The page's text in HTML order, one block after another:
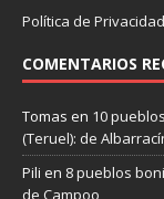
Política de Privacidad
COMENTARIOS
Tomas en 10
(Teruel): de
Pili en 8 pueblos